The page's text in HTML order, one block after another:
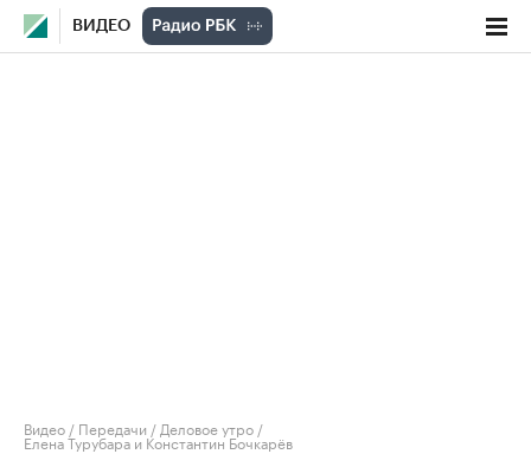
ВИДЕО
Видео / Передачи / Деловое утро /
Елена Турубара и Константин Бочкарёв